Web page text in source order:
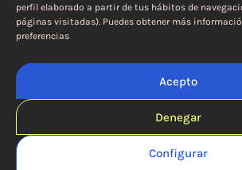
perfil elaborado a partir de tus hábitos de
páginas visitadas). Puedes obtener más
preferencias
Acepto
Denegar
Configurar
ANTERIOR POST